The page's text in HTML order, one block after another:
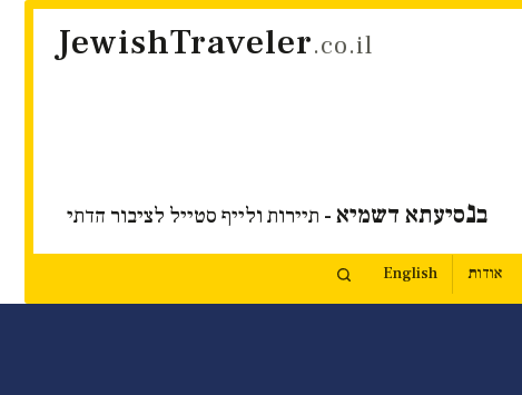
JewishTraveler.co.il
בנסיעתא דשמיא - תיירות ולייף סטייל לציבור הדתי
אודות English